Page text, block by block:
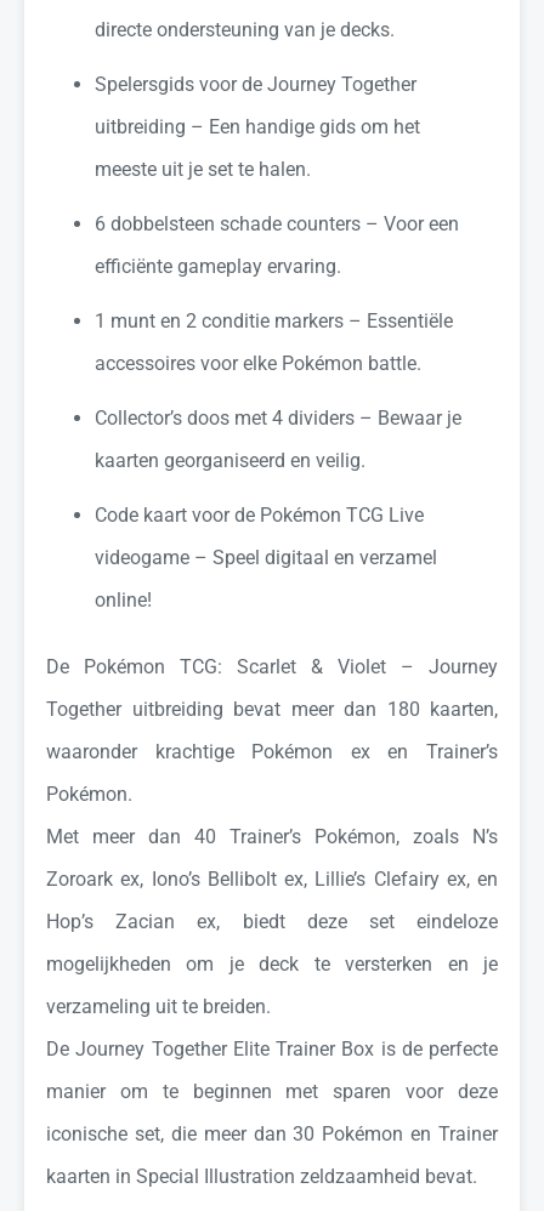
directe ondersteuning van je decks.
Spelersgids voor de Journey Together
uitbreiding – Een handige gids om het
meeste uit je set te halen.
6 dobbelsteen schade counters – Voor een
efficiënte gameplay ervaring.
1 munt en 2 conditie markers – Essentiële
accessoires voor elke Pokémon battle.
Collector’s doos met 4 dividers – Bewaar je
kaarten georganiseerd en veilig.
Code kaart voor de Pokémon TCG Live
videogame – Speel digitaal en verzamel
online!
De Pokémon TCG: Scarlet & Violet – Journey
Together uitbreiding bevat meer dan 180 kaarten,
waaronder krachtige Pokémon ex en Trainer’s
Pokémon.
Met meer dan 40 Trainer’s Pokémon, zoals N’s
Zoroark ex, Iono’s Bellibolt ex, Lillie’s Clefairy ex, en
Hop’s Zacian ex, biedt deze set eindeloze
mogelijkheden om je deck te versterken en je
verzameling uit te breiden.
De Journey Together Elite Trainer Box is de perfecte
manier om te beginnen met sparen voor deze
iconische set, die meer dan 30 Pokémon en Trainer
kaarten in Special Illustration zeldzaamheid bevat.